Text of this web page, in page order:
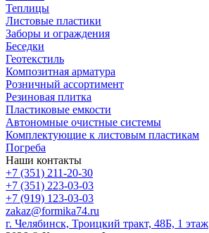
Теплицы
Листовые пластики
Заборы и ограждения
Беседки
Геотекстиль
Композитная арматура
Розничный ассортимент
Резиновая плитка
Пластиковые емкости
Автономные очистные системы
Комплектующие к листовым пластикам
Погреба
Наши контакты
+7 (351) 211-20-30
+7 (351) 223-03-03
+7 (919) 123-03-03
zakaz@formika74.ru
г. Челябинск, Троицкий тракт, 48Б, 1 этаж